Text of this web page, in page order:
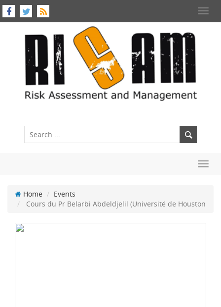
Home
Events
Cours du Pr Belarbi‏ Abdeldjelil (Université de Houston